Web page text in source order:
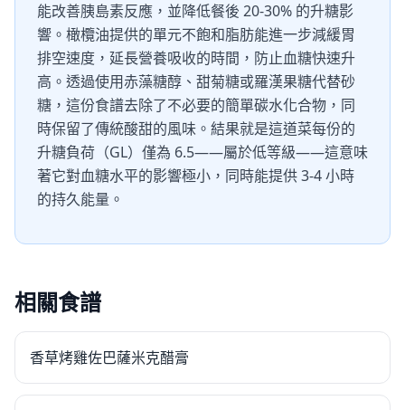
能改善胰島素反應，並降低餐後 20-30% 的升糖影
響。橄欖油提供的單元不飽和脂肪能進一步減緩胃
排空速度，延長營養吸收的時間，防止血糖快速升
高。透過使用赤藻糖醇、甜菊糖或羅漢果糖代替砂
糖，這份食譜去除了不必要的簡單碳水化合物，同
時保留了傳統酸甜的風味。結果就是這道菜每份的
升糖負荷（GL）僅為 6.5——屬於低等級——這意味
著它對血糖水平的影響極小，同時能提供 3-4 小時
的持久能量。
相關食譜
香草烤雞佐巴薩米克醋膏